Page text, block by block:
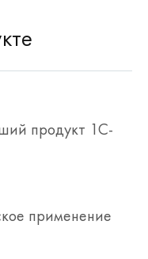
продукт 1С-
применение